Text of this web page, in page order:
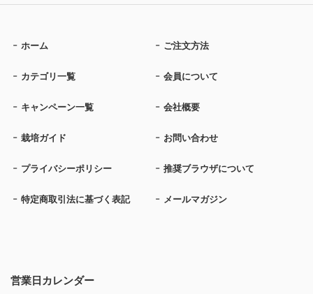
営業日カレンダー
ホーム ご注文方法
カテゴリ一覧 会員について
キャンペーン一覧 会社概要
栽培ガイド お問い合わせ
プライバシーポリシー 推奨ブラウザについて
特定商取引法に基づく表記 メールマガジン